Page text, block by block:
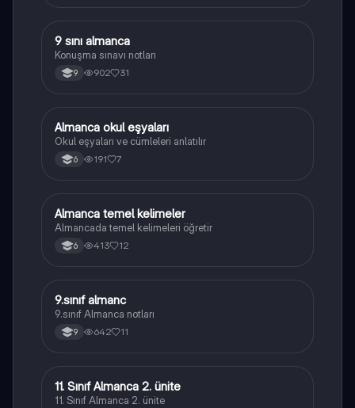
Almanca
9 sını almanca
Konuşma sınavı notları
9 902 31
Almanca
Almanca okul eşyaları
Okul eşyaları ve cümleleri anlatılır
6 191 7
Almanca
Almanca temel kelimeler
Almancada temel kelimeleri öğretir
6 413 12
Almanca
9.sınıf almanc
9.sınıf Almanca notları
9 642 11
Almanca
11. Sınıf Almanca 2. ünite
11. Sınıf Almanca 2. ünite